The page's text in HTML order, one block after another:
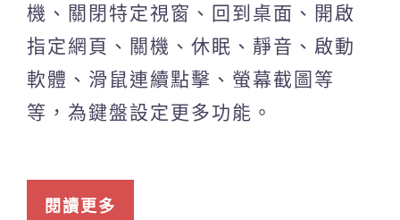
機、關閉特定視窗、回到桌面、開啟
指定網頁、關機、休眠、靜音、啟動
軟體、滑鼠連續點擊、螢幕截圖等
等，為鍵盤設定更多功能。
閱讀更多